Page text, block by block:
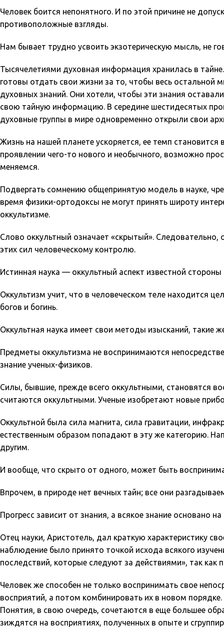
Человек боится непонятного. И по этой причине не
противоположные взгляды.
Нам бывает трудно усвоить экзотерическую мысль, не
Тысячелетиями духовная информация хранилась в
готовы отдать свои жизни за то, чтобы весь остальной
духовных знаний. Они хотели, чтобы эти знания
свою тайную информацию. В середине шестидесятых
духовные группы в мире одновременно открыли свои
Жизнь на нашей планете ускоряется, ее темп
проявлении чего-то нового и необычного, возможно
меняемся.
Подвергать сомнению общепринятую модель в науке,
время физики-ортодоксы не могут принять широту
оккультизме.
Слово оккультный означает «скрытый».
этих сил человеческому контролю.
Истинная наука — оккультный аспект известной
Оккультизм учит, что в человеческом теле находится
богов и богинь.
Оккультная наука имеет свои методы изысканий, такие
Предметы оккультизма не воспринимаются
знание ученых-физиков.
Силы, бывшие, прежде всего оккультными, становятся
считаются оккультными. Ученые изобретают новые
Оккультной была сила магнита, сила гравитации,
естественным образом попадают в эту же категорию.
другим.
И вообще, что скрыто от одного, может быть
Впрочем, в природе нет вечных тайн; все они
Прогресс зависит от знания, а всякое знание основано
Отец науки, Аристотель, дал краткую характеристику
наблюдение было принято точкой исхода всякого
последствий, которые следуют за действиями», так
Человек же способен не только воспринимать свое
восприятий, а потом комбинировать их в новом
Понятия, в свою очередь, сочетаются в еще большее
зиждятся на восприятиях, полученных в опыте и